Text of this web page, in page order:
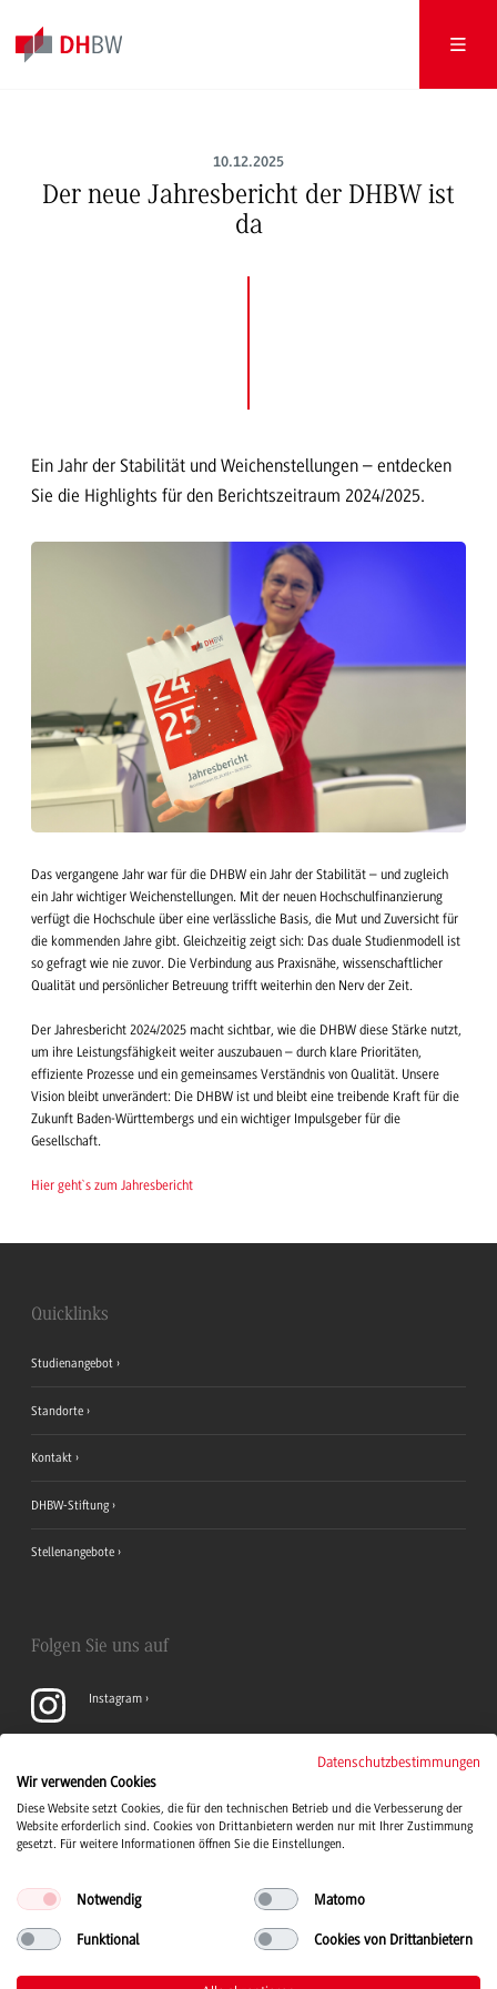
10.12.2025
Der neue Jahresbericht der DHBW ist
da
Ein Jahr der Stabilität und Weichenstellungen – entdecken
Sie die Highlights für den Berichtszeitraum 2024/2025.
Das vergangene Jahr war für die DHBW ein Jahr der Stabilität – und zugleich
ein Jahr wichtiger Weichenstellungen. Mit der neuen Hochschulfinanzierung
verfügt die Hochschule über eine verlässliche Basis, die Mut und Zuversicht für
die kommenden Jahre gibt. Gleichzeitig zeigt sich: Das duale Studienmodell ist
so gefragt wie nie zuvor. Die Verbindung aus Praxisnähe, wissenschaftlicher
Qualität und persönlicher Betreuung trifft weiterhin den Nerv der Zeit.
Der Jahresbericht 2024/2025 macht sichtbar, wie die DHBW diese Stärke nutzt,
um ihre Leistungsfähigkeit weiter auszubauen – durch klare Prioritäten,
effiziente Prozesse und ein gemeinsames Verständnis von Qualität. Unsere
Vision bleibt unverändert: Die DHBW ist und bleibt eine treibende Kraft für die
Zukunft Baden-Württembergs und ein wichtiger Impulsgeber für die
Gesellschaft.
Hier geht`s zum Jahresbericht
Quicklinks
Studienangebot
Standorte
Kontakt
DHBW-Stiftung
Stellenangebote
Folgen Sie uns auf
Instagram
LinkedIn
© 2026 Duale Hochschule Baden-Württemberg
Datenschutzbestimmungen
Wir verwenden Cookies
Diese Website setzt Cookies, die für den technischen Betrieb und die Verbesserung der
Website erforderlich sind. Cookies von Drittanbietern werden nur mit Ihrer Zustimmung
gesetzt. Für weitere Informationen öffnen Sie die Einstellungen.
Notwendig Matomo
Funktional Cookies von Drittanbietern